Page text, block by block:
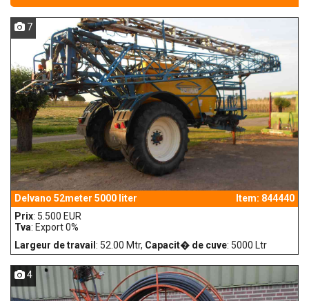
7
Delvano 52meter 5000 liter
Item: 844440
Prix: 5.500 EUR
Tva: Export 0%
Largeur de travail : 52.00 Mtr, Capacit� de cuve: 5000 Ltr
4